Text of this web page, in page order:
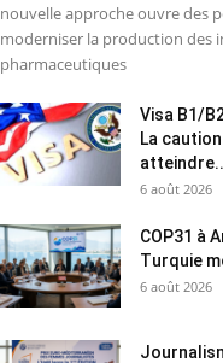
nouvelle approche ouvre des
moderniser la production des
pharmaceutiques
Visa B1/
La
6 août 2026
COP31 à
Turquie
6 août 2026